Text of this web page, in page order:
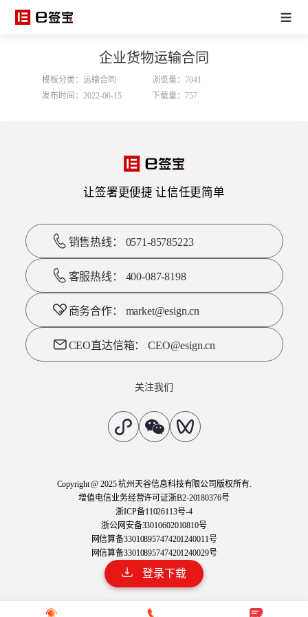
企业货物运输合同
模板分类：运输合同
浏览量：7041
发布时间：2022-06-15
下载量：757
登录下载
让签署更便捷 让信任更简单
销售热线： 0571-85785223
客服热线： 400-087-8198
商务合作： market@esign.cn
CEO直达信箱： CEO@esign.cn
关注我们
Copyright @ 2025 杭州天谷信息科技有限公司版权所有.
增值电信业务经营许可证浙B2-20180376号
浙ICP备11026113号-4
浙公网安备33010602010810号
网信算备330108957474201240011号
网信算备330108957474201240029号
浙备2025000022